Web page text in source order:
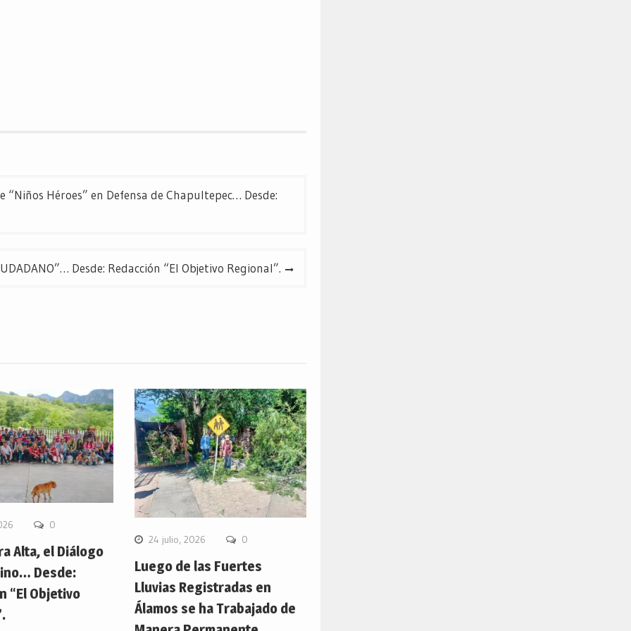
Héroes” en Defensa de Chapultepec… Desde:
Desde: Redacción “El Objetivo Regional”.
0
Alta, el Diálogo
Desde:
“El Objetivo
24 julio, 2026 0
Luego de las Fuertes
Lluvias Registradas en
Álamos se ha Trabajado de